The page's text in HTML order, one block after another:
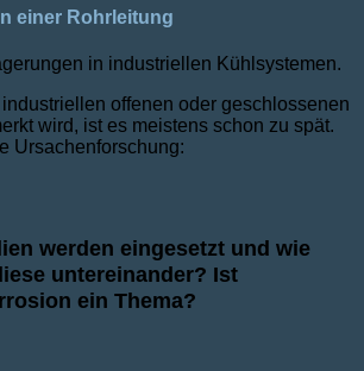
einer Rohrleitung
in industriellen Kühlsystemen.
offenen oder geschlossenen
wird, ist es meistens schon zu spät.
Ursachenforschung:
werden eingesetzt und wie
untereinander? Ist
ein Thema?